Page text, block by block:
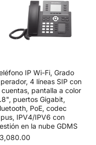
IP Wi-Fi, Grado
4 líneas SIP con
pantalla a color
puertos Gigabit,
PoE, codec
IPV4/IPV6 con
en la nube GDMS